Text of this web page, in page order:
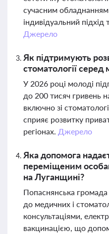
сучасним обладнанням
індивідуальний
Джерело
Як підтримують
стоматології
У 2026 році молоді
до 200 тисяч гривень
включно зі
сприяє розвитку
регіонах. Джерело
Яка допомога
переміщеним
на Луганщині?
Попаснянська
до медичних і
консультаціями,
вакцинацією, що